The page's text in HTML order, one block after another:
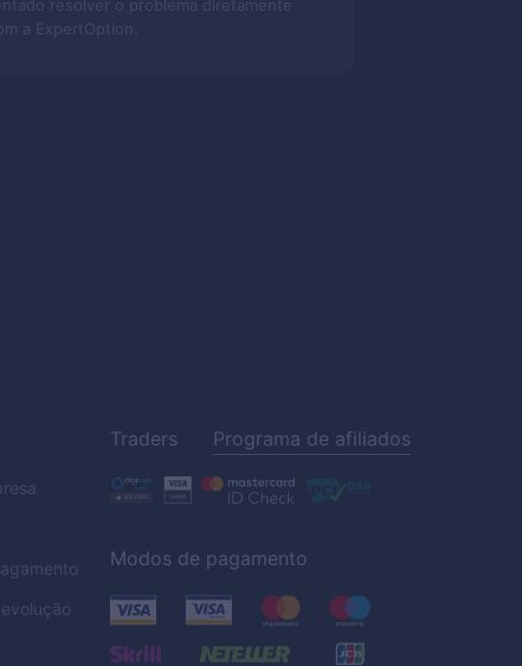
resolver o problema diretamente
a
ExpertOption
Traders Programa de afiliados
Modos de pagamento